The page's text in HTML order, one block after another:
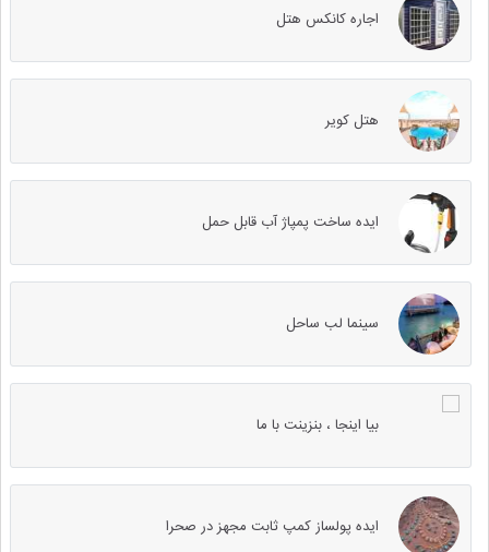
اجاره کانکس هتل
هتل کویر
ایده ساخت پمپاژ آب قابل حمل
سینما لب ساحل
بیا اینجا ، بنزینت با ما
ایده پولساز کمپ ثابت مجهز در صحرا